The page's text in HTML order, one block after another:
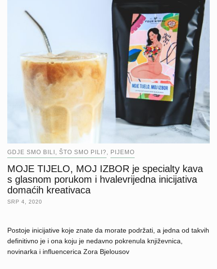
GDJE SMO BILI, ŠTO SMO PILI? PIJEMO
MOJE TIJELO, MOJ IZBOR je specialty kava
s glasnom porukom i hvalevrijedna inicijativa
domaćih kreativaca
SRP 4, 2020
Postoje inicijative koje znate da morate podržati, a jedna od takvih
definitivno je i ona koju je nedavno pokrenula književnica,
novinarka i influencerica Zora Bjelousov